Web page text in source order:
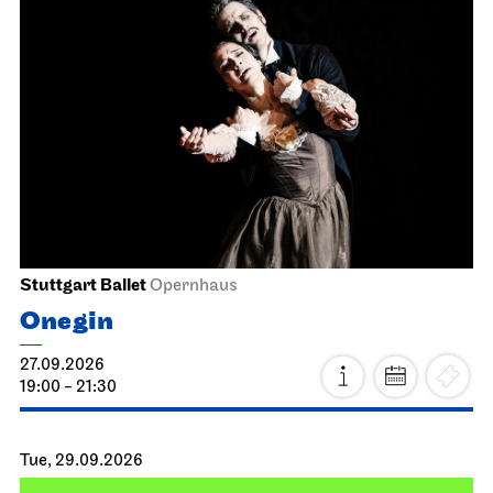
Stuttgart BalletOpernhaus
Onegin
27.09.2026
19:00 - 21:30
Tue, 29.09.2026